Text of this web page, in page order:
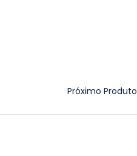
Próximo Produto